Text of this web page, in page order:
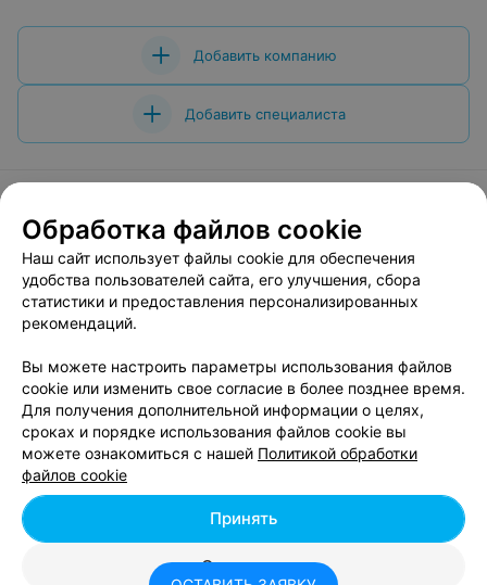
Добавить компанию
Добавить специалиста
О проекте Новости проекта
Вакансии
Публичный договор
Способы оплаты
Публичный договор по использованию сервиса
Пользовательское соглашение
Написать в поддержку
Связаться по вопросам сотрудничества
Написать руководителю relax.by
Обработка персональных данных
Обработка файлов cookie
Наш сайт использует файлы cookie для обеспечения
удобства пользователей сайта, его улучшения, сбора
статистики и предоставления персонализированных
рекомендаций.
Вы можете настроить параметры использования файлов
cookie или изменить свое согласие в более позднее время.
Для получения дополнительной информации о целях,
сроках и порядке использования файлов cookie вы
можете ознакомиться с нашей Политикой обработки
файлов cookie
Отклонить
Принять